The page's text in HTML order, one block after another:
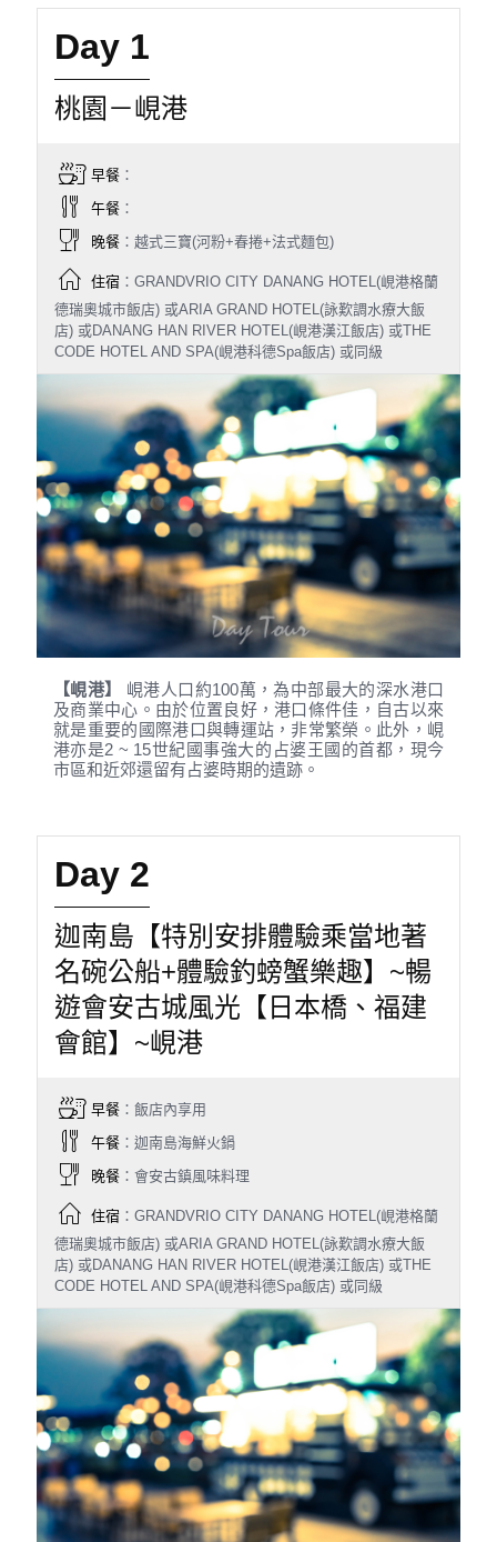
Day 1
桃園－峴港
早餐：
午餐：
晚餐：越式三寶(河粉+春捲+法式麵包)
住宿：GRANDVRIO CITY DANANG HOTEL(峴港格蘭
德瑞奧城市飯店) 或ARIA GRAND HOTEL(詠歎調水療大飯
店) 或DANANG HAN RIVER HOTEL(峴港漢江飯店) 或THE
CODE HOTEL AND SPA(峴港科德Spa飯店) 或同級
【峴港】
峴港人口約100萬，為中部最大的深水港口
及商業中心。由於位置良好，港口條件佳，自古以來
就是重要的國際港口與轉運站，非常繁榮。此外，峴
港亦是2 ~ 15世紀國事強大的占婆王國的首都，現今
市區和近郊還留有占婆時期的遺跡。
Day 2
迦南島【特別安排體驗乘當地著
名碗公船+體驗釣螃蟹樂趣】~暢
遊會安古城風光【日本橋、福建
會館】~峴港
早餐：飯店內享用
午餐：迦南島海鮮火鍋
晚餐：會安古鎮風味料理
住宿：GRANDVRIO CITY DANANG HOTEL(峴港格蘭
德瑞奧城市飯店) 或ARIA GRAND HOTEL(詠歎調水療大飯
店) 或DANANG HAN RIVER HOTEL(峴港漢江飯店) 或THE
CODE HOTEL AND SPA(峴港科德Spa飯店) 或同級